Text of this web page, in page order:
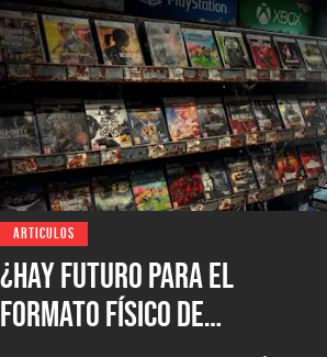
ARTICULOS
¿Hay futuro para el
formato físico de